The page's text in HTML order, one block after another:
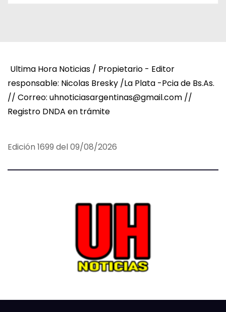
Ultima Hora Noticias / Propietario - Editor
responsable: Nicolas Bresky /La Plata -Pcia de Bs.As.
// Correo: uhnoticiasargentinas@gmail.com //
Registro DNDA en trámite
Edición 1699 del 09/08/2026